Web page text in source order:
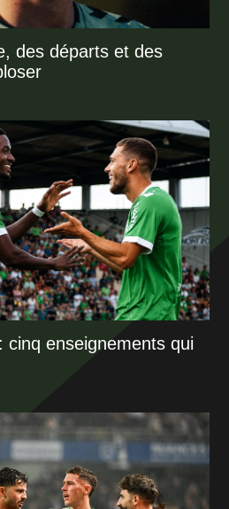
des départs et des
cinq enseignements qui